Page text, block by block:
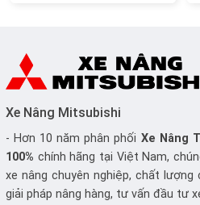
Xe Nâng Mitsubishi
- Hơn 10 năm phân phối Xe Nâng
100% chính hãng tại Việt Nam,
xe nâng chuyên nghiệp, chất
giải pháp nâng hàng, tư vấn đầu tư